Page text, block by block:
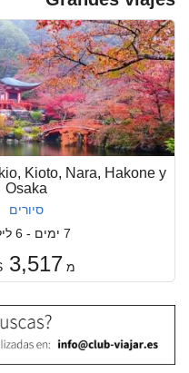
Kioto, Nara, Hakone y
Osaka
סיורים
7 ימים - 6 לילות
מ 3,517